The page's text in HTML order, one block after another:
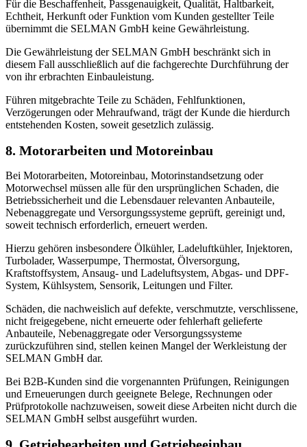
Für die Beschaffenheit, Passgenauigkeit, Qualität, Haltbarkeit,
Echtheit, Herkunft oder Funktion vom Kunden gestellter Teile
übernimmt die SELMAN GmbH keine Gewährleistung.
Die Gewährleistung der SELMAN GmbH beschränkt sich in
diesem Fall ausschließlich auf die fachgerechte Durchführung der
von ihr erbrachten Einbauleistung.
Führen mitgebrachte Teile zu Schäden, Fehlfunktionen,
Verzögerungen oder Mehraufwand, trägt der Kunde die hierdurch
entstehenden Kosten, soweit gesetzlich zulässig.
8. Motorarbeiten und Motoreinbau
Bei Motorarbeiten, Motoreinbau, Motorinstandsetzung oder
Motorwechsel müssen alle für den ursprünglichen Schaden, die
Betriebssicherheit und die Lebensdauer relevanten Anbauteile,
Nebenaggregate und Versorgungssysteme geprüft, gereinigt und,
soweit technisch erforderlich, erneuert werden.
Hierzu gehören insbesondere Ölkühler, Ladeluftkühler, Injektoren,
Turbolader, Wasserpumpe, Thermostat, Ölversorgung,
Kraftstoffsystem, Ansaug- und Ladeluftsystem, Abgas- und DPF-
System, Kühlsystem, Sensorik, Leitungen und Filter.
Schäden, die nachweislich auf defekte, verschmutzte, verschlissene,
nicht freigegebene, nicht erneuerte oder fehlerhaft gelieferte
Anbauteile, Nebenaggregate oder Versorgungssysteme
zurückzuführen sind, stellen keinen Mangel der Werkleistung der
SELMAN GmbH dar.
Bei B2B-Kunden sind die vorgenannten Prüfungen, Reinigungen
und Erneuerungen durch geeignete Belege, Rechnungen oder
Prüfprotokolle nachzuweisen, soweit diese Arbeiten nicht durch die
SELMAN GmbH selbst ausgeführt wurden.